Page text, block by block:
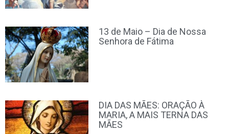
13 de Maio – Dia de Nossa
Senhora de Fátima
DIA DAS MÃES: ORAÇÃO À
MARIA, A MAIS TERNA DAS
MÃES